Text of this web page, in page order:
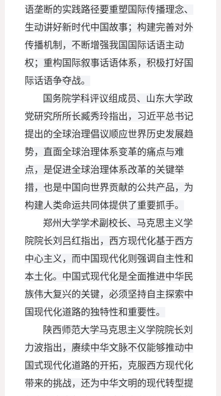
语垄断的实践路径要重塑国际传播理念、
生动讲好新时代中国故事；构建完善对外
传播机制，不断增强我国国际话语主动
权；重构国际叙事话语体系，积极打好国
际话语争夺战。
国务院学科评议组成员、山东大学政
党研究所所长臧秀玲指出，习近平总书记
提出的全球治理倡议顺应世界历史发展趋
势，直面全球治理体系变革的痛点与难
点，是促进全球治理体系改革的关键举
措，也是中国向世界贡献的公共产品，为
构建人类命运共同体提供了重要抓手。
郑州大学学术副校长、马克思主义学
院院长刘吕红指出，西方现代化基于西方
中心主义，而中国现代化则强调自主性和
本土化。中国式现代化是全面推进中华民
族伟大复兴的关键，必须坚持自主探索中
国现代化道路的独特性和重要性。
陕西师范大学马克思主义学院院长刘
力波指出，赓续中华文脉不仅能够推动中
国式现代化道路的开拓，克服西方现代化
带来的挑战，还为中华文明的现代转型提